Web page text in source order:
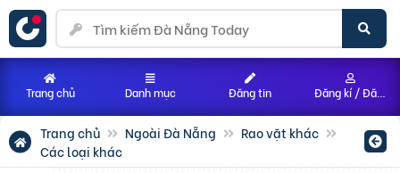
Trang chủ Ngoài Đà Nẵng
Rao vặt khác
Các loại khác
Trang chủ Danh mục Đăng tin